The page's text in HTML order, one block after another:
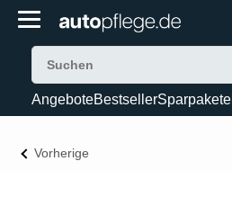
AngeboteBestsellerSparpakete
Vorherige